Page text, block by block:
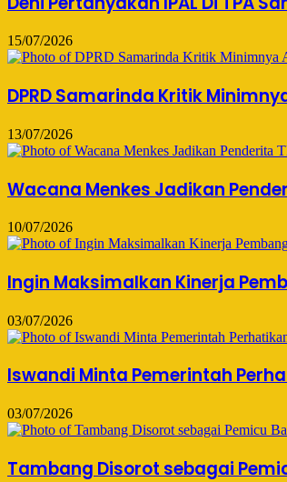
15/07/2026
DPRD Samarinda Kritik
13/07/2026
Wacana Menkes Jadikan
10/07/2026
Ingin Maksimalkan Kinerja
03/07/2026
Iswandi Minta Pemerintah
03/07/2026
Tambang Disorot sebagai